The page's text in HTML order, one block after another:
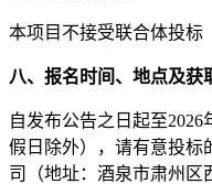
本项目不接受联合体投标
八、报名时间、地点及获
自发布公告之日起至2026
假日除外），请有意投标
司（地址： 酒泉市肃州区